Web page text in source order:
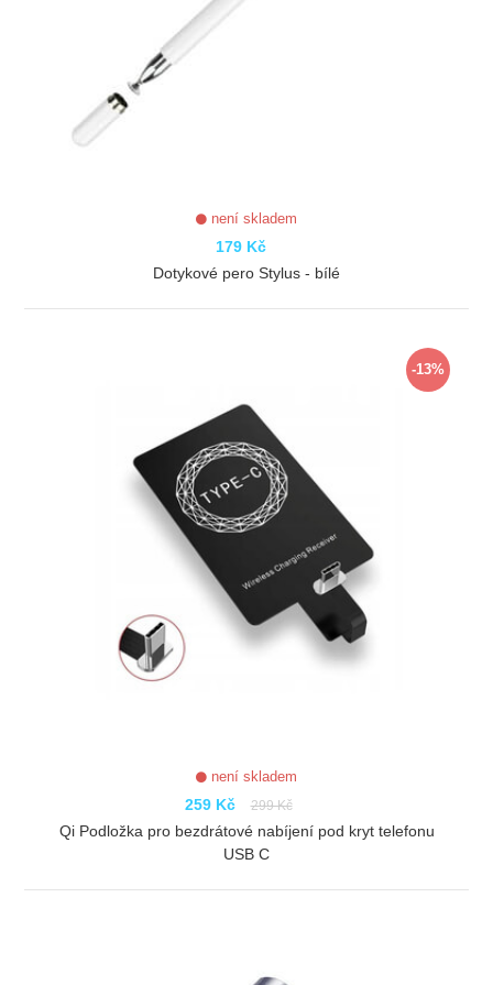
není skladem
179 Kč
Dotykové pero Stylus - bílé
-13%
není skladem
259 Kč 299 Kč
Qi Podložka pro bezdrátové nabíjení pod kryt telefonu
USB C